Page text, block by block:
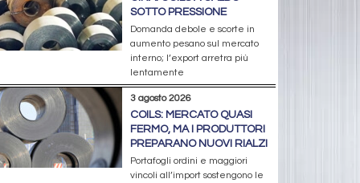
SOTTO PRESSIONE
Domanda debole e scorte in
aumento pesano sul mercato
interno; l’export arretra più
lentamente
3 agosto 2026
COILS: MERCATO QUASI
FERMO, MA I PRODUTTORI
PREPARANO NUOVI RIALZI
Portafogli ordini e maggiori
vincoli all’import sostengono le